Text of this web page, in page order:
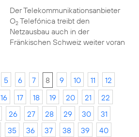
Der Telekommunikationsanbieter
O2Telefónica treibt den
Netzausbau auch in der
Fränkischen Schweiz weiter voran
5 6 7 8 9 10 11
12
16 17 18 19 20 21
22
26 27 28 29 30
31
35 36 37 38 39
40